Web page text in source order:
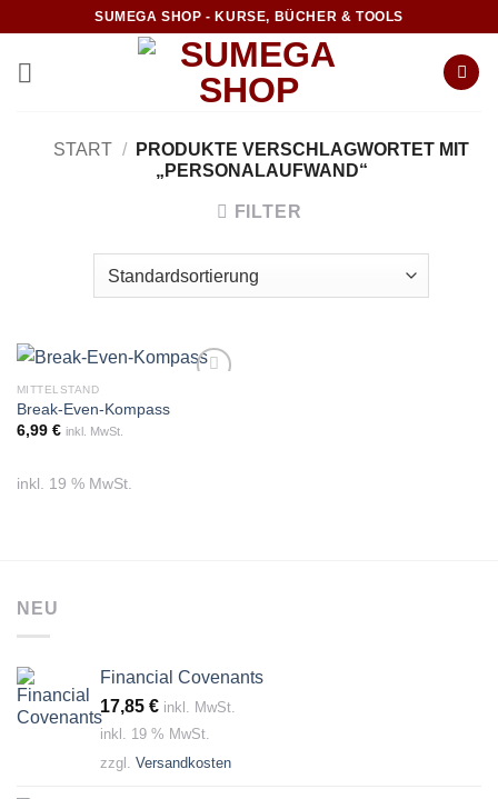
springen
SUMEGA SHOP - KURSE, BÜCHER & TOOLS
START /
PRODUKTE VERSCHLAGWORTET MIT
„PERSONALAUFWAND“
FILTER
MITTELSTAND
Break-Even-Kompass
6,99 € inkl. MwSt.
inkl. 19 % MwSt.
NEU
Financial Covenants
17,85 € inkl. MwSt.
inkl. 19 % MwSt.
zzgl. Versandkosten